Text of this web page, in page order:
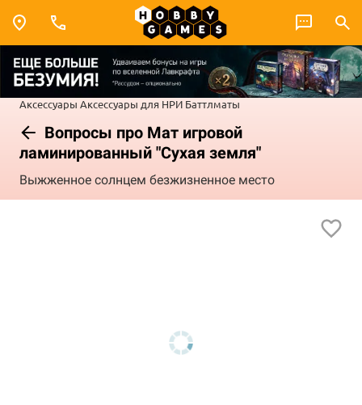
Аксессуары Аксессуары для НРИ Баттлматы
Вопросы про Мат игровой
ламинированный "Сухая земля"
Выжженное солнцем безжизненное место